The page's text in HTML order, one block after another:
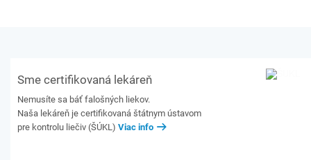
Sme certifikovaná lekáreň
Nemusíte sa báť falošných liekov.
Naša lekáreň je certifikovaná štátnym ústavom
pre kontrolu liečiv (ŠÚKL) Viac info